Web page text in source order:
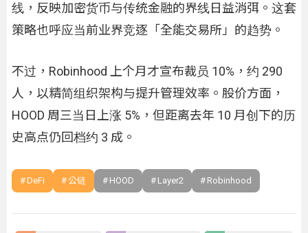
线，反映加密货币与传统金融的界线日益消弭。这套
策略也呼应当前业界竞逐「全能交易所」的趋势。
不过，Robinhood 上个月才宣布裁员 10%，约 290
人，以精简组织架构与提升管理效率。股价方面，
HOOD 周三当日上涨 5%，但距离去年 10 月创下的历
史高点仍回档约 3 成。
DeFi 公链 HOOD Layer2 Robinhood